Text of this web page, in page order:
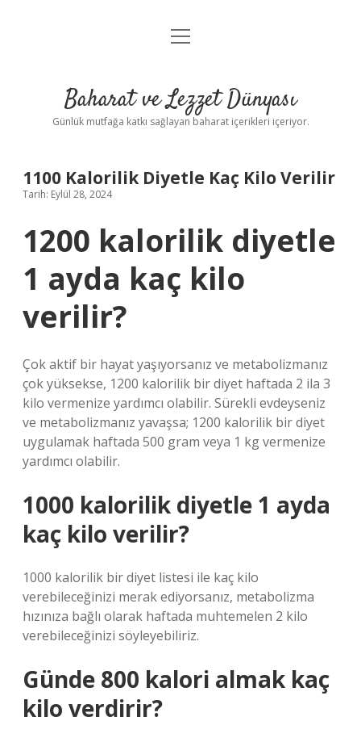
Anasayfa
Yasal Uyarı
menüyü
Baharat ve Lezzet Dünyası
Günlük mutfağa katkı sağlayan baharat içerikleri içeriyor.
1100 Kalorilik Diyetle Kaç Kilo Verilir
Tarih: Eylül 28, 2024
1200 kalorilik diyetle
1 ayda kaç kilo
verilir?
Çok aktif bir hayat yaşıyorsanız ve metabolizmanız
çok yüksekse, 1200 kalorilik bir diyet haftada 2 ila 3
kilo vermenize yardımcı olabilir. Sürekli evdeyseniz
ve metabolizmanız yavaşsa; 1200 kalorilik bir diyet
uygulamak haftada 500 gram veya 1 kg vermenize
yardımcı olabilir.
1000 kalorilik diyetle 1 ayda
kaç kilo verilir?
1000 kalorilik bir diyet listesi ile kaç kilo
verebileceğinizi merak ediyorsanız, metabolizma
hızınıza bağlı olarak haftada muhtemelen 2 kilo
verebileceğinizi söyleyebiliriz.
Günde 800 kalori almak kaç
kilo verdirir?